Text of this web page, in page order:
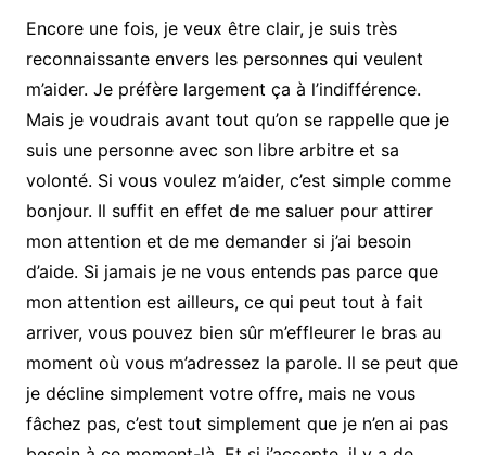
Encore une fois, je veux être clair, je suis très
reconnaissante envers les personnes qui veulent
m’aider. Je préfère largement ça à l’indifférence.
Mais je voudrais avant tout qu’on se rappelle que je
suis une personne avec son libre arbitre et sa
volonté. Si vous voulez m’aider, c’est simple comme
bonjour. Il suffit en effet de me saluer pour attirer
mon attention et de me demander si j’ai besoin
d’aide. Si jamais je ne vous entends pas parce que
mon attention est ailleurs, ce qui peut tout à fait
arriver, vous pouvez bien sûr m’effleurer le bras au
moment où vous m’adressez la parole. Il se peut que
je décline simplement votre offre, mais ne vous
fâchez pas, c’est tout simplement que je n’en ai pas